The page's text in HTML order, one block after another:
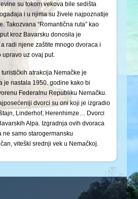
su tokom vekova bile sedišta
i u njima su živele najpoznatije
Takozvana “Romantična ruta” kao
kroz Bavarsku donosila je
radi njene zaštite mnogo dvoraca i
upravo uz ovaj put.
atrakcija Nemačke je
je nastala 1950. godine kako bi
Federalnu Republiku Nemačku.
dvorci su oni koji je izgradio
Linderhof, Herenhimze… Dvorci
Alpa. Izgradnja ovih dvoraca
ne samo starogermansku
viteški srednji vek u Nemačkoj.